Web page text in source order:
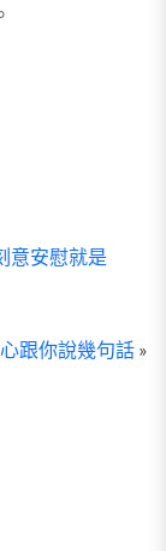
意安慰就是
跟你說幾句話 »